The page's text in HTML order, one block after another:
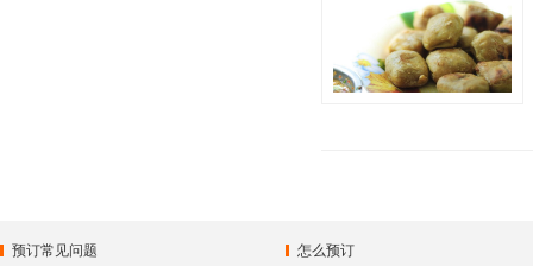
预订常见问题 怎么预订